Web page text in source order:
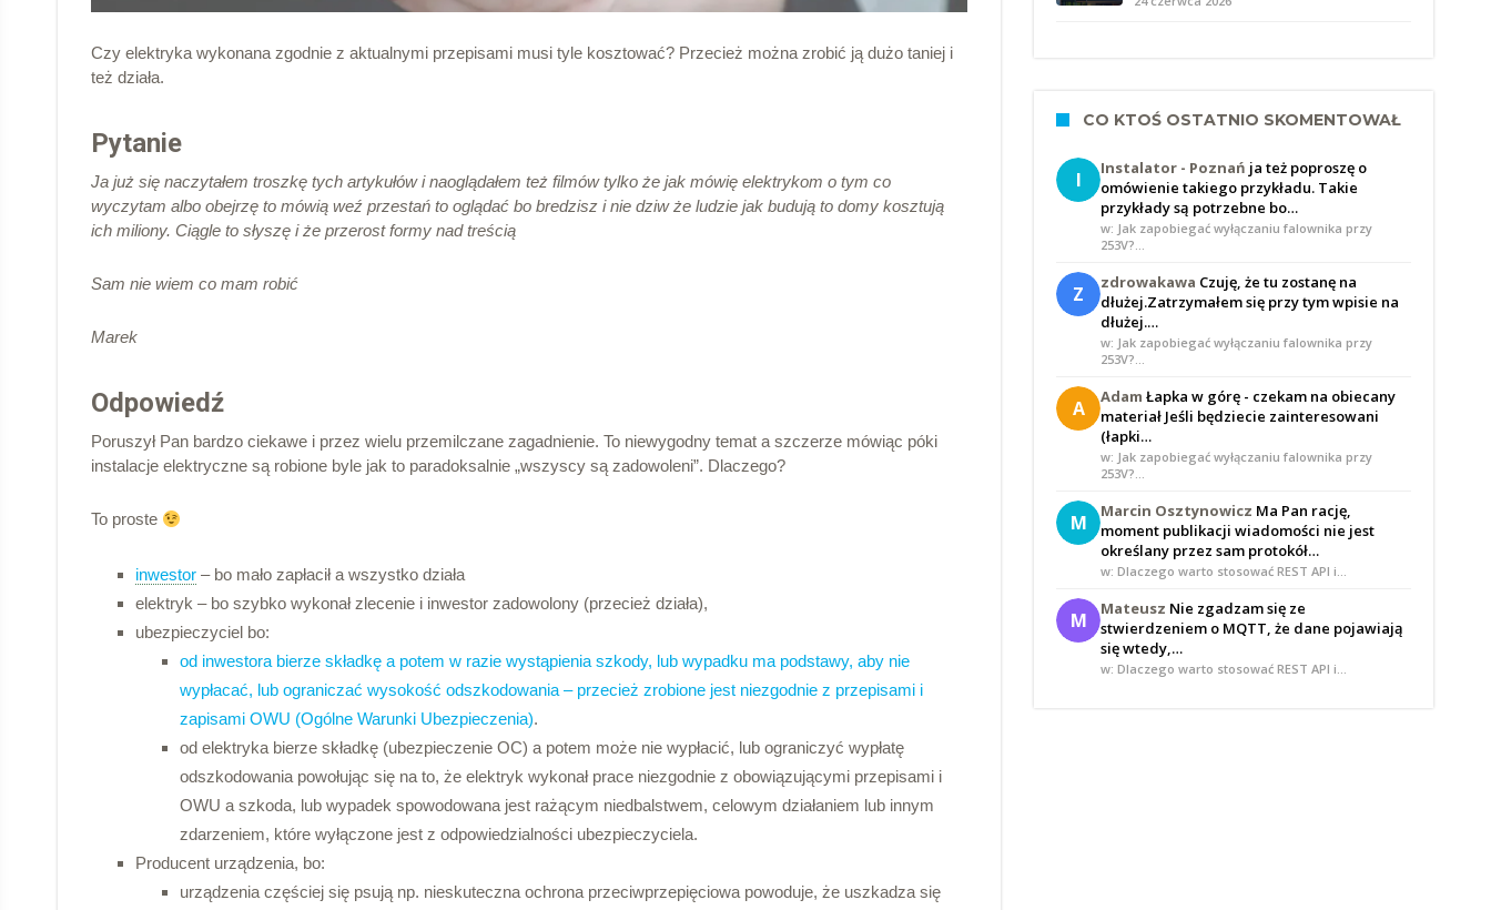
Czy elektryka wykonana zgodnie z aktualnymi przepisami musi tyle kosztować? Przecież można zrobić ją dużo taniej i
też działa.
Pytanie
Ja już się naczytałem troszkę tych artykułów i naoglądałem też filmów tylko że jak mówię elektrykom o tym co
wyczytam albo obejrzę to mówią weź przestań to oglądać bo bredzisz i nie dziw że ludzie jak budują to domy kosztują
ich miliony. Ciągle to słyszę i że przerost formy nad treścią
Sam nie wiem co mam robić
Marek
Odpowiedź
Poruszył Pan bardzo ciekawe i przez wielu przemilczane zagadnienie. To niewygodny temat a szczerze mówiąc póki
instalacje elektryczne są robione byle jak to paradoksalnie „wszyscy są zadowoleni”. Dlaczego?
To proste
inwestor – bo mało zapłacił a wszystko działa
elektryk – bo szybko wykonał zlecenie i inwestor zadowolony (przecież działa),
ubezpieczyciel bo:
od inwestora bierze składkę a potem w razie wystąpienia szkody, lub wypadku ma podstawy, aby nie
wypłacać, lub ograniczać wysokość odszkodowania – przecież zrobione jest niezgodnie z przepisami i
zapisami OWU (Ogólne Warunki Ubezpieczenia).
od elektryka bierze składkę (ubezpieczenie OC) a potem może nie wypłacić, lub ograniczyć wypłatę
odszkodowania powołując się na to, że elektryk wykonał prace niezgodnie z obowiązującymi przepisami i
OWU a szkoda, lub wypadek spowodowana jest rażącym niedbalstwem, celowym działaniem lub innym
zdarzeniem, które wyłączone jest z odpowiedzialności ubezpieczyciela.
Producent urządzenia, bo:
urządzenia częściej się psują np. nieskuteczna ochrona przeciwprzepięciowa powoduje, że uszkadza się
CO KTOŚ OSTATNIO SKOMENTOWAŁ
I Instalator - Poznań ja też poproszę o
omówienie takiego przykładu. Takie
przykłady są potrzebne bo…
w: Jak zapobiegać wyłączaniu falownika przy
253V?…
Z zdrowakawa Czuję, że tu zostanę na
dłużej.Zatrzymałem się przy tym wpisie na
dłużej.…
w: Jak zapobiegać wyłączaniu falownika przy
253V?…
A Adam Łapka w górę - czekam na obiecany
materiał Jeśli będziecie zainteresowani
(łapki…
w: Jak zapobiegać wyłączaniu falownika przy
253V?…
M Marcin Osztynowicz Ma Pan rację,
moment publikacji wiadomości nie jest
określany przez sam protokół…
w: Dlaczego warto stosować REST API i…
M Mateusz Nie zgadzam się ze
stwierdzeniem o MQTT, że dane pojawiają
się wtedy,…
w: Dlaczego warto stosować REST API i…